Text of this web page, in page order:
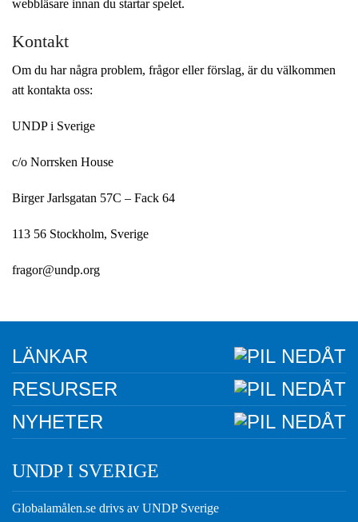
webbläsare innan du startar spelet.
Kontakt
Om du har några problem, frågor eller förslag, är du välkommen
att kontakta oss:
UNDP i Sverige
c/o Norrsken House
Birger Jarlsgatan 57C – Fack 64
113 56 Stockholm, Sverige
fragor@undp.org
LÄNKAR
RESURSER
NYHETER
UNDP I SVERIGE
Globalamålen.se drivs av UNDP Sverige